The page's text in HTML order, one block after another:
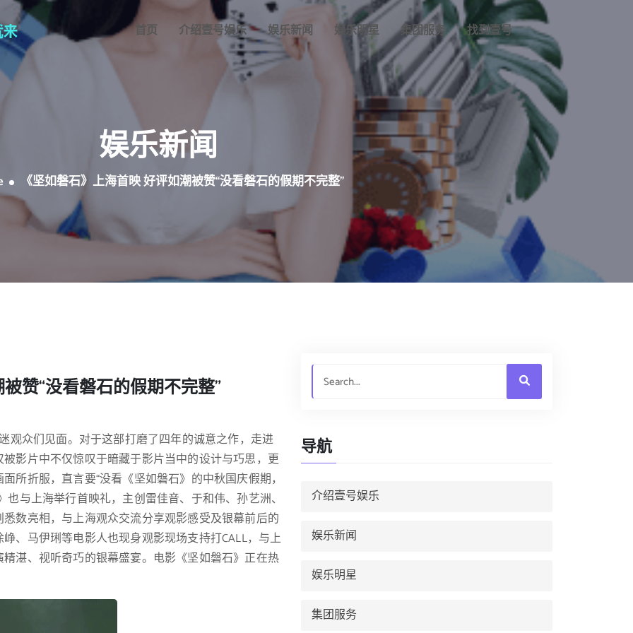
首页 介绍壹号娱乐 娱乐新闻 娱乐明星 集团服务 找到壹号
娱乐新闻
《坚如磐石》上海首映 好评如潮被赞“没看磐石的假期不完整”
赞“没看磐石的假期不完整”
观众们见面。对于这部打磨了四年的诚意之作，走进
影片中不仅惊叹于暗藏于影片当中的设计与巧思，更
所折服，直言要“没看《坚如磐石》的中秋国庆假期，
与上海举行首映礼，主创雷佳音、于和伟、孙艺洲、
数亮相，与上海观众交流分享观影感受及银幕前后的
、马伊琍等电影人也现身观影现场支持打CALL，与上
湛、视听奇巧的银幕盛宴。电影《坚如磐石》正在热
导航
介绍壹号娱乐
娱乐新闻
娱乐明星
集团服务